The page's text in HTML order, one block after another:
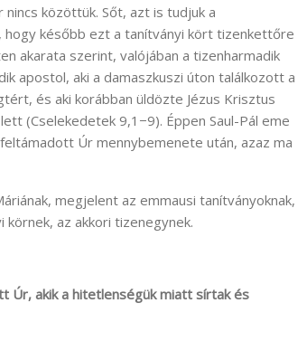
közöttük. Sőt, azt is tudjuk a
később ezt a tanítványi kört tizenkettőre
akarata szerint, valójában a tizenharmadik
apostol, aki a damaszkuszi úton találkozott a
és aki korábban üldözte Jézus Krisztus
(Cselekedetek 9,1−9). Éppen Saul-Pál eme
Úr mennybemenete után, azaz ma
megjelent az emmausi tanítványoknak,
az akkori tizenegynek.
Úr, akik a hitetlenségük miatt sírtak és